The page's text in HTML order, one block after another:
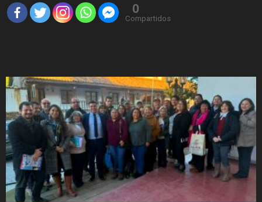
0
Compartidos